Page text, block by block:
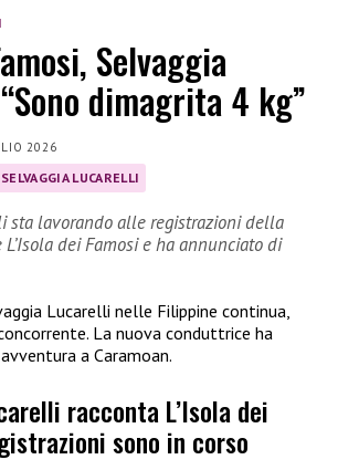
Selvaggia
dimagrita 4 kg”
2026
SELVAGGIA LUCARELLI
sta lavorando alle registrazioni della
dei Famosi e ha annunciato di
Lucarelli nelle Filippine continua,
La nuova conduttrice ha
a Caramoan.
racconta L’Isola dei
sono in corso